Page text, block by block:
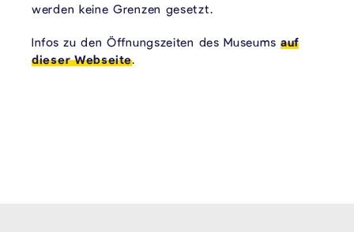
werden keine Grenzen gesetzt.
Infos zu den Öffnungszeiten des Museums auf
dieser Webseite.